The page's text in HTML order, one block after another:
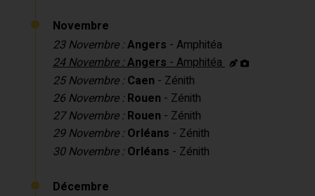
Novembre
23 Novembre :Angers - Amphitéa
24 Novembre :Angers- Amphitéa
25 Novembre : Caen - Zénith
26 Novembre : Rouen - Zénith
27 Novembre : Rouen - Zénith
29 Novembre : Orléans - Zénith
30 Novembre : Orléans - Zénith
Décembre